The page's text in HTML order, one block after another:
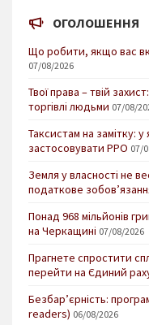
ОГОЛОШЕННЯ
Що робити, якщо вас
07/08/2026
Твої права – твій
торгівлі людьми 07/08/
Таксистам на замітку:
застосовувати РРО 07/
Земля у власності не
податкове
Понад 968 мільйонів
на Черкащині 07/08/2026
Прагнете спростити
перейти на Єдиний
Безбар’єрність:
readers) 06/08/2026